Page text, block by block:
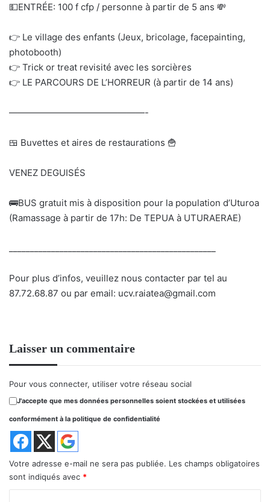
💵ENTRÉE: 100 f cfp / personne à partir de 5 ans 💸
👉 Le village des enfants (Jeux, bricolage, facepainting,
photobooth)
👉 Trick or treat revisité avec les sorcières
👉 LE PARCOURS DE L’HORREUR (à partir de 14 ans)
———————————————-
🍱 Buvettes et aires de restaurations 🍟
VENEZ DEGUISÉS
🚌BUS gratuit mis à disposition pour la population d’Uturoa
(Ramassage à partir de 17h: De TEPUA à UTURAERAE)
Pour plus d’infos, veuillez nous contacter par tel au
87.72.68.87 ou par email: ucv.raiatea@gmail.com
Laisser un commentaire
Pour vous connecter, utiliser votre réseau social
J'accepte que mes données personnelles soient stockées et utilisées
conformément à la politique de confidentialité
Votre adresse e-mail ne sera pas publiée. Les champs obligatoires
sont indiqués avec *